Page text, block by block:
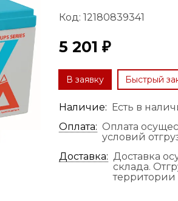
Код: 12180839341
5 201 ₽
В заявку Быстрый
Наличие: Есть в
Оплата: Оплата
условий
Доставка: Доставка
склада.